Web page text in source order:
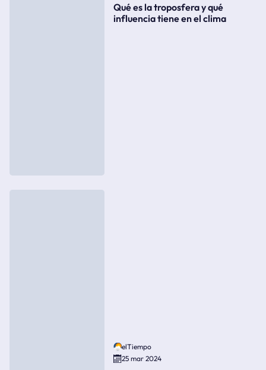
Qué es la troposfera y qué
influencia tiene en el clima
elTiempo
25 mar 2024